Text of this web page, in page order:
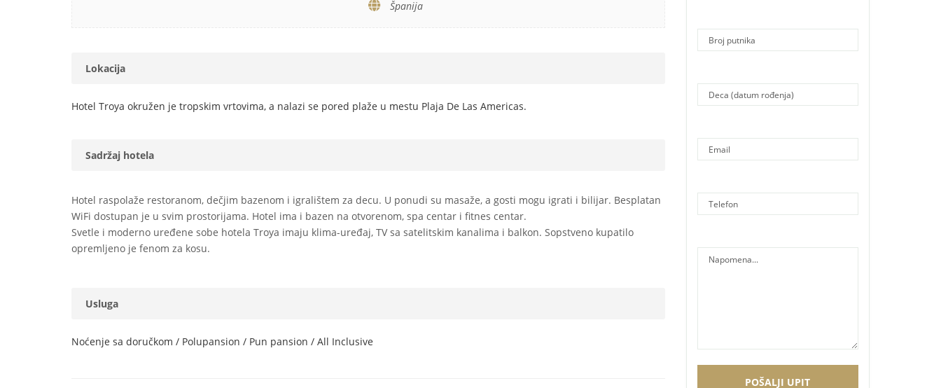
Španija
Lokacija
Hotel Troya okružen je tropskim vrtovima, a nalazi se pored plaže u mestu Plaja De Las Americas.
Sadržaj hotela
Hotel raspolaže restoranom, dečjim bazenom i igralištem za decu. U ponudi su masaže, a gosti mogu igrati i bilijar. Besplatan
WiFi dostupan je u svim prostorijama. Hotel ima i bazen na otvorenom, spa centar i fitnes centar.
Svetle i moderno uređene sobe hotela Troya imaju klima-uređaj, TV sa satelitskim kanalima i balkon. Sopstveno kupatilo
opremljeno je fenom za kosu.
Usluga
Noćenje sa doručkom / Polupansion / Pun pansion / All Inclusive